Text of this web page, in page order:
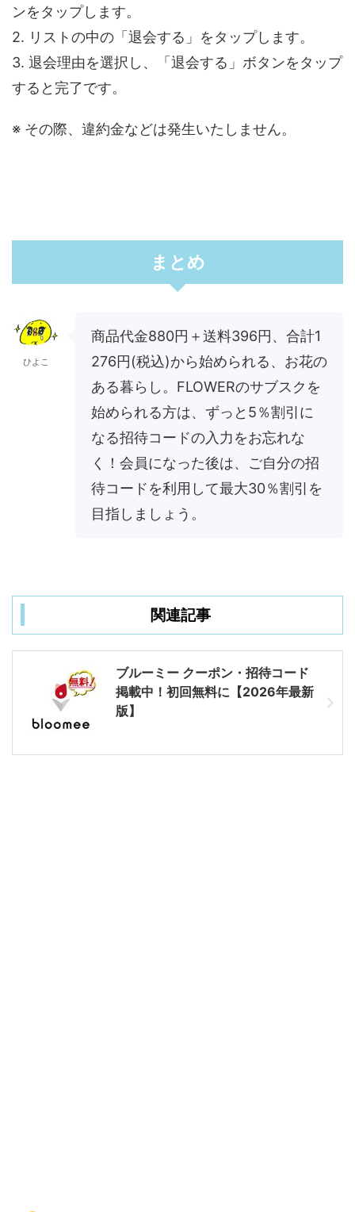
ンをタップします。
2. リストの中の「退会する」をタップします。
3. 退会理由を選択し、「退会する」ボタンをタップ
すると完了です。
※ その際、違約金などは発生いたしません。
まとめ
ひよこ
商品代金880円＋送料396円、合計1
276円(税込)から始められる、お花の
ある暮らし。FLOWERのサブスクを
始められる方は、ずっと5％割引に
なる招待コードの入力をお忘れな
く！会員になった後は、ご自分の招
待コードを利用して最大30％割引を
目指しましょう。
関連記事
ブルーミー クーポン・招待コード
掲載中！初回無料に【2026年最新
版】